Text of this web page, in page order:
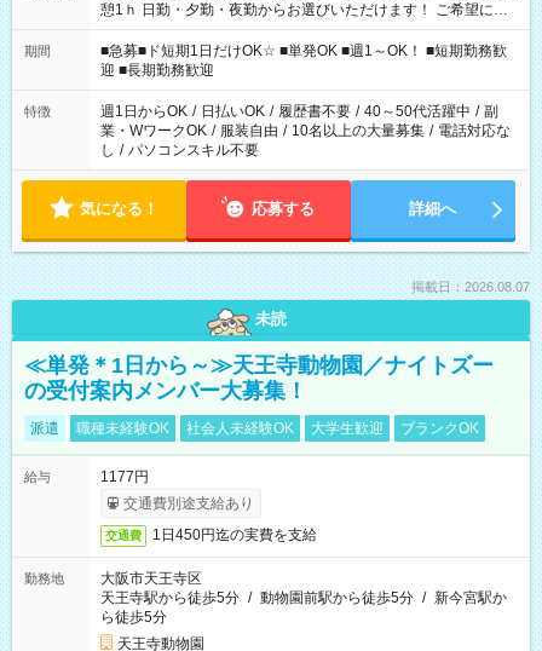
憩1ｈ 日勤・夕勤・夜勤からお選びいただけます！ ご希望に合
わせて働けるお仕事です(*^^*) 【その他選べる勤務時間】 8-17
時/9-17時/9-18時/10-18時/11-21時/18-22時/20-翌4時/21-翌5
時/22-翌6時/0-翌8時 ご自身のご都合で選んで頂ける完全自由シ
フト！
期間
■急募■ド短期1日だけOK☆ ■単発OK ■週1～OK！ ■短期勤務歓
迎 ■長期勤務歓迎
特徴 週1日からOK / 日払いOK / 履歴書不要 / 40～50代活躍中 / 副
業・WワークOK / 服装自由 / 10名以上の大量募集 / 電話対応な
し / パソコンスキル不要
気になる！ 応募する 詳細へ
掲載日：2026.08.07
未読
≪単発＊1日から～≫天王寺動物園／ナイトズー
の受付案内メンバー大募集！
派遣 職種未経験OK 社会人未経験OK 大学生歓迎 ブランクOK
給与
1177円
交通費別途支給あり
交通費 1日450円迄の実費を支給
勤務地
大阪市天王寺区
天王寺駅から徒歩5分 / 動物園前駅から徒歩5分 / 新今宮駅か
ら徒歩5分
天王寺動物園